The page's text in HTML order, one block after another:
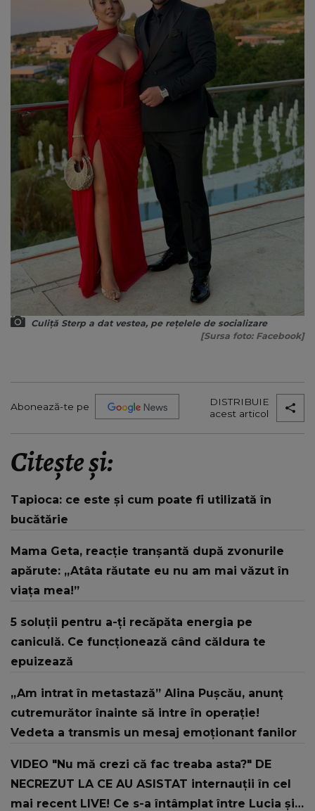
Culiță Sterp a dat vestea, pe rețelele de socializare
[Sursa foto: Facebook]
Abonează-te pe
DISTRIBUIE
acest articol
Citește și:
Tapioca: ce este și cum poate fi utilizată în
bucătărie
Mama Geta, reacție tranșantă după zvonurile
apărute: „Atâta răutate eu nu am mai văzut în
viața mea!”
5 soluții pentru a-ți recăpăta energia pe
caniculă. Ce funcționează când căldura te
epuizează
„Am intrat în metastază” Alina Pușcău, anunț
cutremurător înainte să intre în operație!
Vedeta a transmis un mesaj emoționant fanilor
VIDEO "Nu mă crezi că fac treaba asta?" DE
NECREZUT LA CE AU ASISTAT internauții în cel
mai recent LIVE! Ce s-a întâmplat între Lucia și